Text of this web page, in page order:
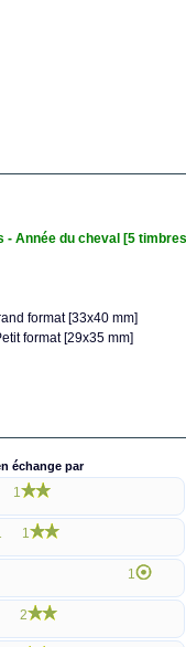
- Année du cheval [5
format [33x40 mm]
format [29x35 mm]
échange par
1
1
1
2